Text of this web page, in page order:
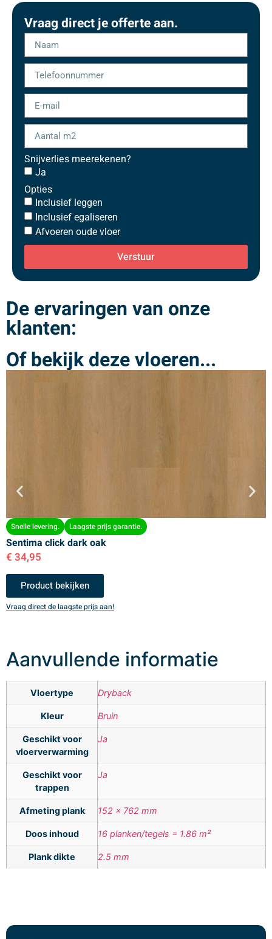
Vraag direct je offerte aan.
Snijverlies meerekenen?
Ja
Opties
Inclusief leggen
Inclusief egaliseren
Afvoeren oude vloer
Verstuur
De ervaringen van onze
klanten:
Of bekijk deze vloeren...
Snelle levering. Laagste prijs garantie.
Sentima click dark oak
€ 34,95
Product bekijken
Vraag direct de laagste prijs aan!
Aanvullende informatie
Vloertype Dryback
Kleur Bruin
Geschikt voor
vloerverwarming
Ja
Geschikt voor
trappen
Ja
Afmeting plank 152 x 762 mm
Doos inhoud 16 planken/tegels = 1.86 m²
Plank dikte 2.5 mm